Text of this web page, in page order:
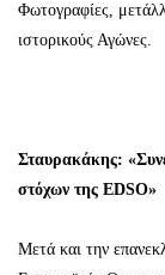
Φωτογραφίες,
ιστορικούς Αγώνες.
Σταυρακάκης:
στόχων της EDSO»
Μετά και την